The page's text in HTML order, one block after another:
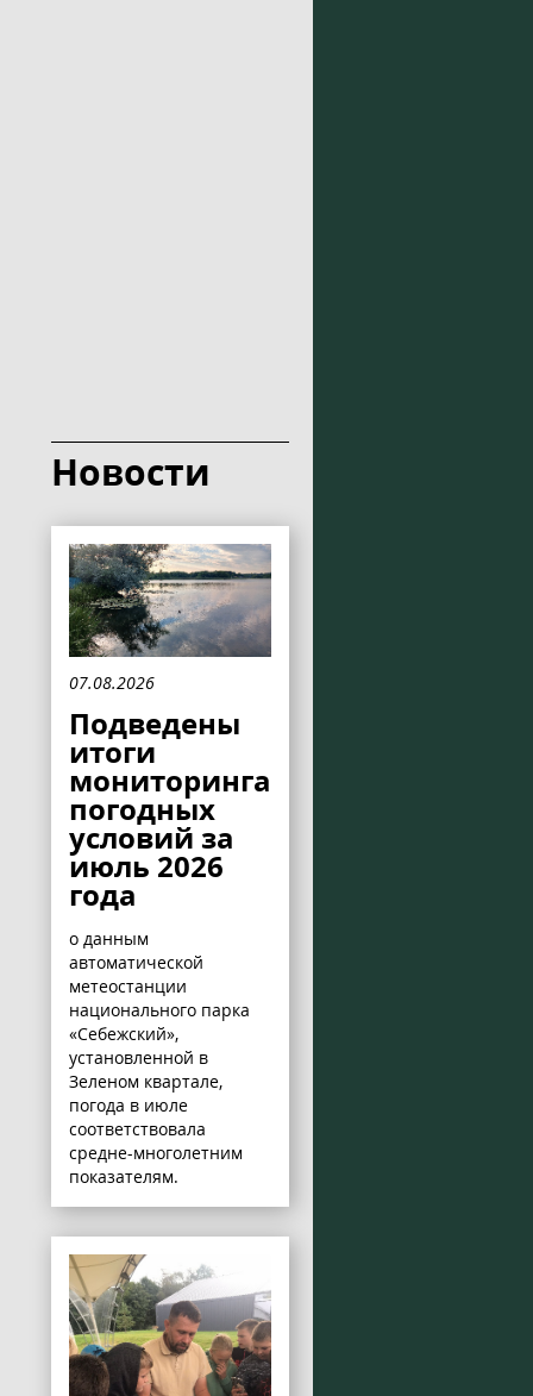
Новости
07.08.2026
Подведены
итоги
мониторинга
погодных
условий за
июль 2026
года
о данным
автоматической
метеостанции
национального парка
«Себежский»,
установленной в
Зеленом квартале,
погода в июле
соответствовала
средне-многолетним
показателям.